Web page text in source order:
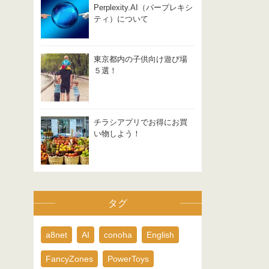
Perplexity.AI（パープレキシ
ティ）について
東京都内の子供向け遊び場
５選！
チラシアプリでお得にお買
い物しよう！
タグ
a8net AI conoha English
FancyZones PowerToys